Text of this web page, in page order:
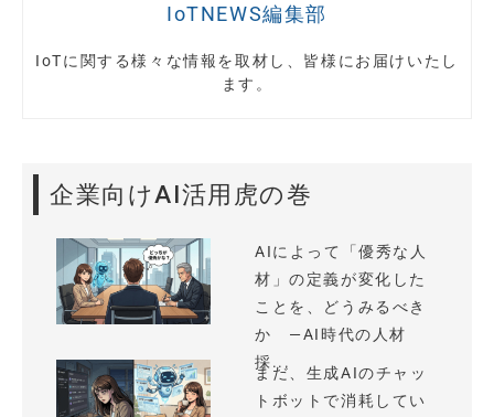
IoTNEWS編集部
IoTに関する様々な情報を取材し、皆様にお届けいたし
ます。
企業向けAI活用虎の巻
AIによって「優秀な人
材」の定義が変化した
ことを、どうみるべき
か —AI時代の人材
採...
まだ、生成AIのチャッ
トボットで消耗してい